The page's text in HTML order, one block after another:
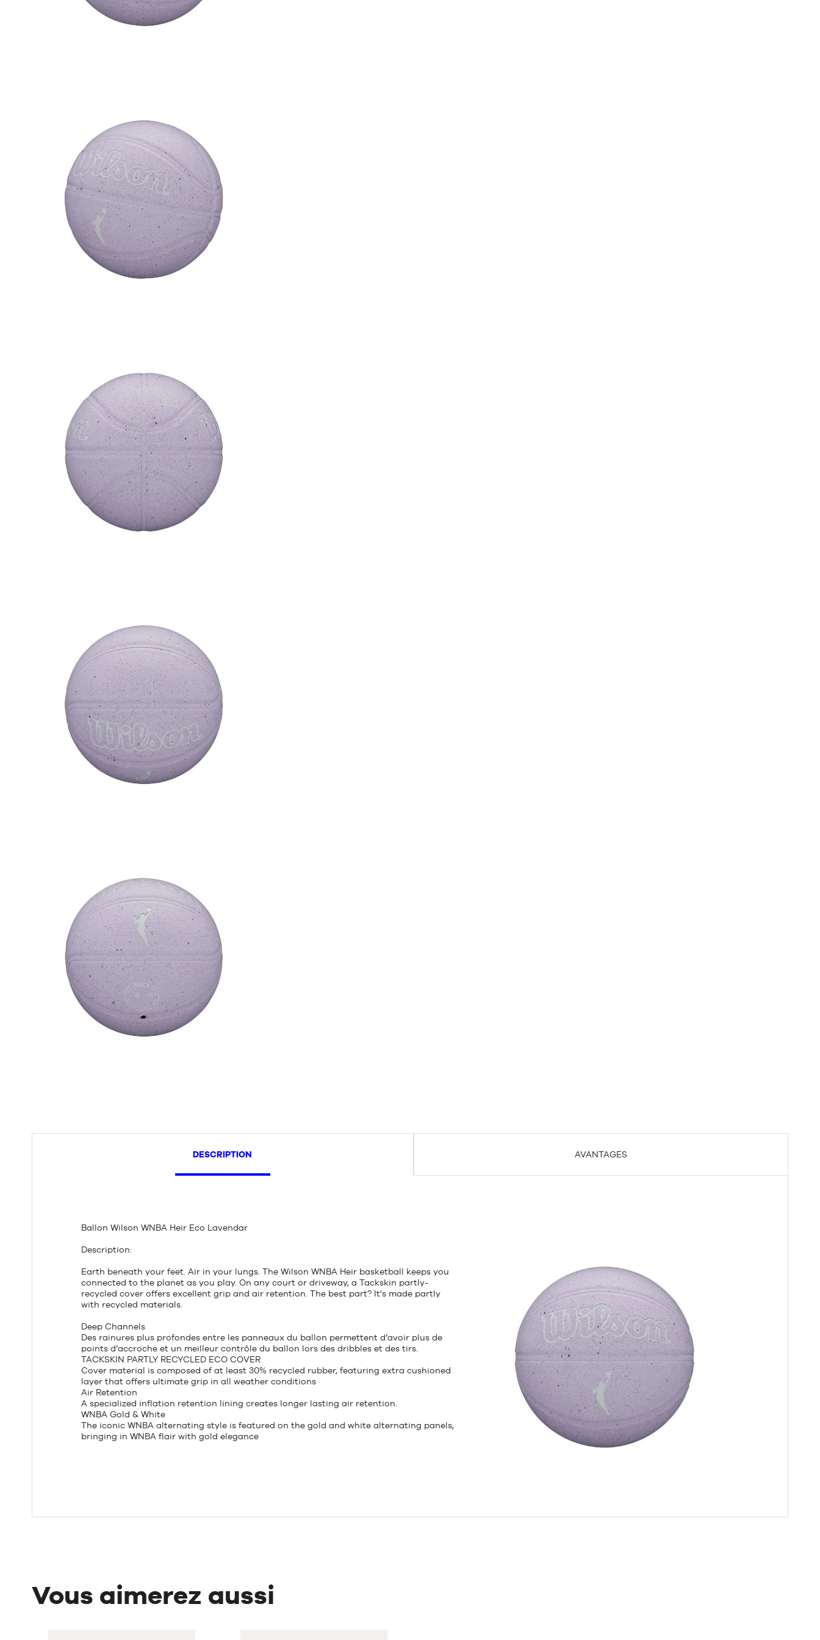
DESCRIPTION
Ballon Wilson WNBA Heir Eco Lavendar
Description:
Earth beneath your feet. Air in your lungs. The Wilson WNBA Heir basketball keeps you
connected to the planet as you play. On any court or driveway, a Tackskin partly-
recycled cover offers excellent grip and air retention. The best part? It's made partly
with recycled materials.
Deep Channels
Des rainures plus profondes entre les panneaux du ballon permettent d’avoir plus de
points d’accroche et un meilleur contrôle du ballon lors des dribbles et des tirs.
TACKSKIN PARTLY RECYCLED ECO COVER
Cover material is composed of at least 30% recycled rubber, featuring extra cushioned
layer that offers ultimate grip in all weather conditions
Air Retention
A specialized inflation retention lining creates longer lasting air retention.
WNBA Gold & White
The iconic WNBA alternating style is featured on the gold and white alternating panels,
bringing in WNBA flair with gold elegance
AVANTAGES
Vous aimerez aussi